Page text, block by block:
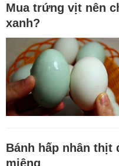
Mua trứng vịt nên
xanh?
Bánh hấp nhân thịt
miệng